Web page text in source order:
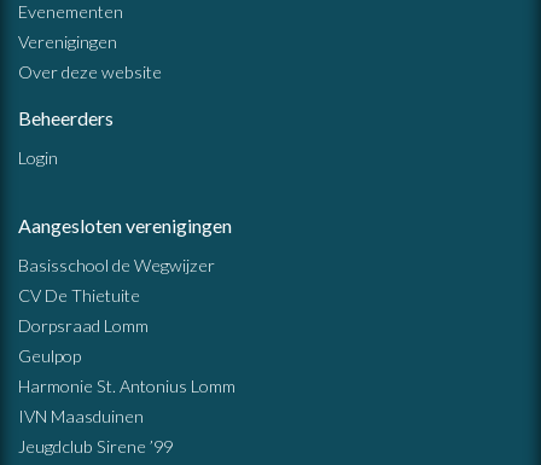
Evenementen
Verenigingen
Over deze website
Beheerders
Login
Aangesloten verenigingen
Basisschool de Wegwijzer
CV De Thietuite
Dorpsraad Lomm
Geulpop
Harmonie St. Antonius Lomm
IVN Maasduinen
Jeugdclub Sirene ’99